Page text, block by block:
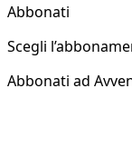
Abbonati
Scegli
Abbonati ad